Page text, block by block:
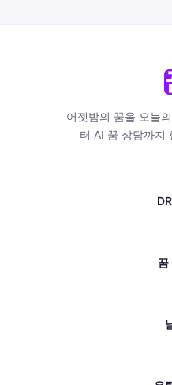
어젯밤의 꿈을 오늘
터 AI 꿈 상담까지
꿈